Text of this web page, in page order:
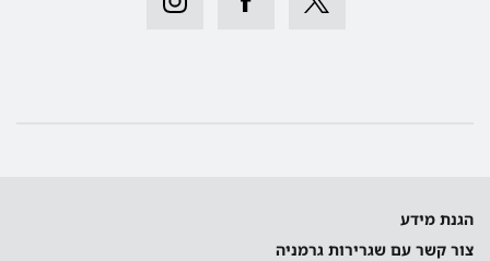
הגנת מידע
צור קשר עם שגרירות גרמניה